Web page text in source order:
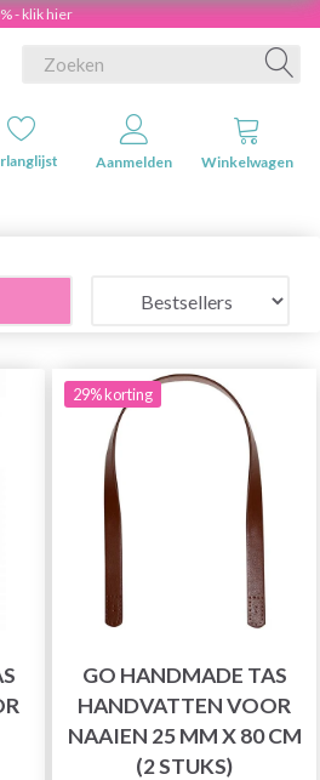
- klik hier
Aanmelden Winkelwagen
29% korting
GO HANDMADE TAS
HANDVATTEN VOOR
NAAIEN 25 MM X 80 CM
(2 STUKS)